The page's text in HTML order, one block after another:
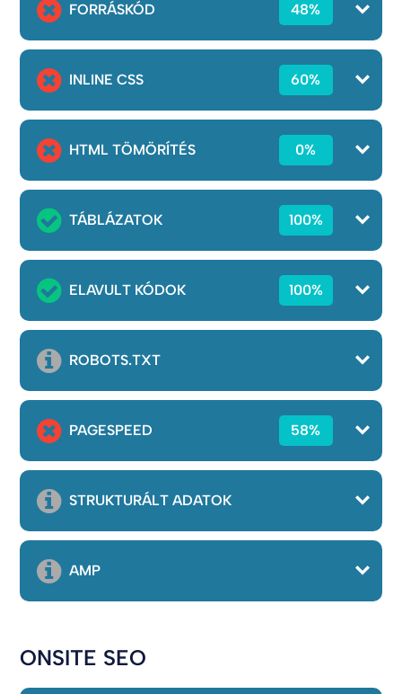
FORRÁSKÓD 48%
INLINE CSS 60%
HTML TÖMÖRÍTÉS 0%
TÁBLÁZATOK 100%
ELAVULT KÓDOK 100%
ROBOTS.TXT
PAGESPEED 58%
STRUKTURÁLT ADATOK
AMP
ONSITE SEO